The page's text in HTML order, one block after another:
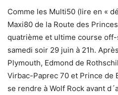
Comme les Multi50 (lire en «
Maxi80 de la Route des
quatrième et ultime course
samedi soir 29 juin à 21h.
Plymouth, Edmond de
Virbac-Paprec 70 et Prince de
se rendre à Wolf Rock avant